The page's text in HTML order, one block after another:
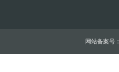
网站备案号：